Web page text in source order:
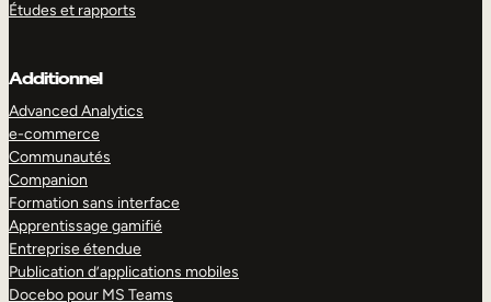
Études et rapports
Additionnel
Advanced Analytics
e-commerce
Communautés
Companion
Formation sans interface
Apprentissage gamifié
Entreprise étendue
Publication d’applications mobiles
Docebo pour MS Teams